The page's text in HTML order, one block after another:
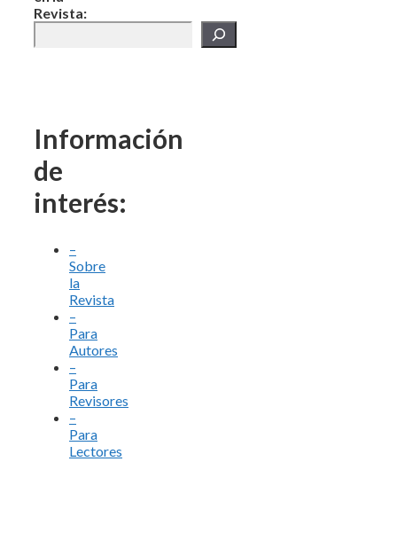
Revista:
Información
de
interés:
–
Sobre
la
Revista
–
Para
Autores
–
Para
Revisores
–
Para
Lectores